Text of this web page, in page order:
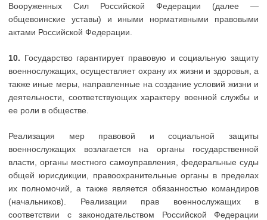
Вооруженных Сил Российской Федерации (далее —
общевоинские уставы) и иными нормативными правовыми
актами Российской Федерации.
10. Государство гарантирует правовую и социальную защиту
военнослужащих, осуществляет охрану их жизни и здоровья, а
также иные меры, направленные на создание условий жизни и
деятельности, соответствующих характеру военной службы и
ее роли в обществе.
Реализация мер правовой и социальной защиты
военнослужащих возлагается на органы государственной
власти, органы местного самоуправления, федеральные суды
общей юрисдикции, правоохранительные органы в пределах
их полномочий, а также является обязанностью командиров
(начальников). Реализации прав военнослужащих в
соответствии с законодательством Российской Федерации